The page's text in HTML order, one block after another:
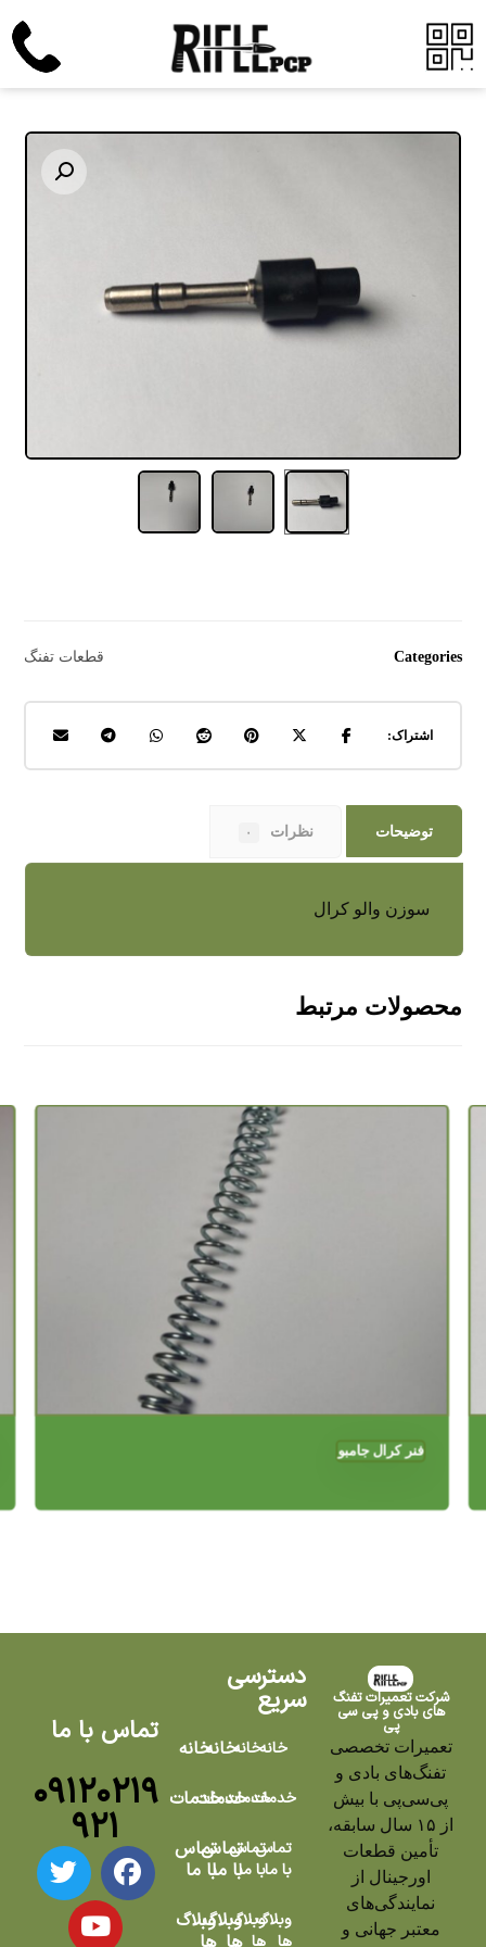
Categories قطعات تفنگ
توضیحات نظرات ۰
سوزن والو کرال
محصولات مرتبط
فنر کرال جامبو
شرکت تعمیرات تفنگ
های بادی و پی سی
پی
تعمیرات تخصصی
تفنگ‌های بادی و
پی‌سی‌پی با بیش
از ۱۵ سال سابقه،
تأمین قطعات
اورجینال از
نمایندگی‌های
معتبر جهانی و
دسترسی
سریع
خانه
خدمات
تماس
با ما
وبلاگ
ها
خانه
خدمات
تماس
با ما
وبلاگ
ها
خانه
خدمات
تماس
با ما
وبلاگ
خانه
خدمات
تماس
با ما
وبلاگ
تماس با ما
۰۹۱۲۰۲۱۹
۹۲۱